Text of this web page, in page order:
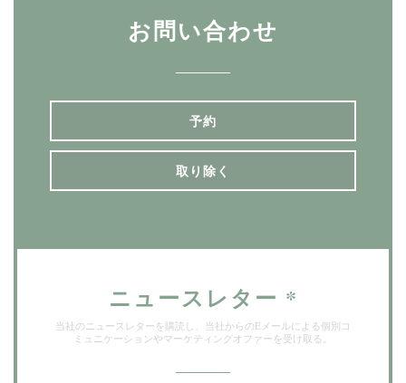
お問い合わせ
予約
取り除く
ニュースレター *
当社のニュースレターを購読し、当社からのEメールによる個別コ
ミュニケーションやマーケティングオファーを受け取る。